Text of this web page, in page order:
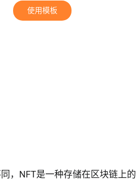
使用模板
，NFT是一种存储在区块链上的